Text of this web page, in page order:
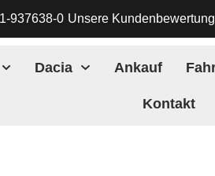
937638-0 Unsere
Dacia Ankauf
Kontakt